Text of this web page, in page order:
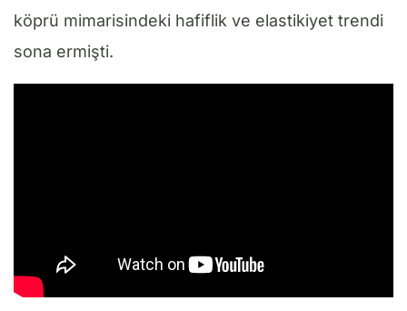
köprü mimarisindeki hafiflik ve elastikiyet trendi
sona ermişti.